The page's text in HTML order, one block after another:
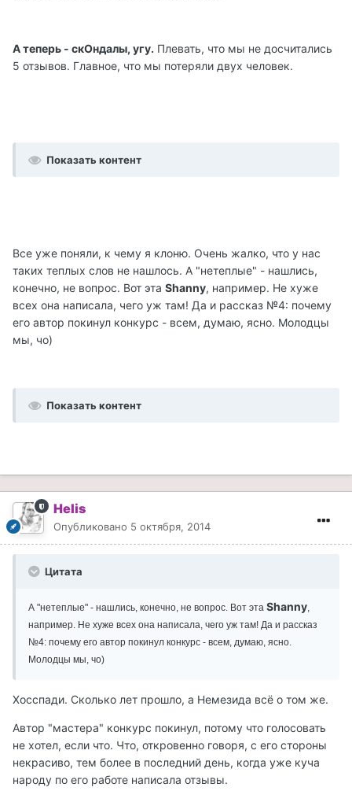
А теперь - скОндалы, угу. Плевать, что мы не досчитались
5 отзывов. Главное, что мы потеряли двух человек.
Показать контент
Все уже поняли, к чему я клоню. Очень жалко, что у нас
таких теплых слов не нашлось. А "нетеплые" - нашлись,
конечно, не вопрос. Вот эта Shanny, например. Не хуже
всех она написала, чего уж там! Да и рассказ №4: почему
его автор покинул конкурс - всем, думаю, ясно. Молодцы
мы, чо)
Показать контент
Helis
Опубликовано 5 октября, 2014
Цитата
А "нетеплые" - нашлись, конечно, не вопрос. Вот эта Shanny,
например. Не хуже всех она написала, чего уж там! Да и рассказ
№4: почему его автор покинул конкурс - всем, думаю, ясно.
Молодцы мы, чо)
Хосспади. Сколько лет прошло, а Немезида всё о том же.
Автор "мастера" конкурс покинул, потому что голосовать
не хотел, если что. Что, откровенно говоря, с его стороны
некрасиво, тем более в последний день, когда уже куча
народу по его работе написала отзывы.